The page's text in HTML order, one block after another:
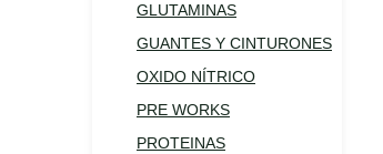
GLUTAMINAS
GUANTES Y CINTURONES
OXIDO NÍTRICO
PRE WORKS
PROTEINAS